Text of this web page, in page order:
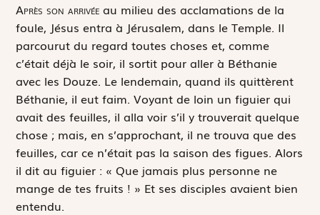
Après son arrivée au milieu des acclamations de la
foule, Jésus entra à Jérusalem, dans le Temple. Il
parcourut du regard toutes choses et, comme
c’était déjà le soir, il sortit pour aller à Béthanie
avec les Douze. Le lendemain, quand ils quittèrent
Béthanie, il eut faim. Voyant de loin un figuier qui
avait des feuilles, il alla voir s’il y trouverait quelque
chose ; mais, en s’approchant, il ne trouva que des
feuilles, car ce n’était pas la saison des figues. Alors
il dit au figuier : « Que jamais plus personne ne
mange de tes fruits ! » Et ses disciples avaient bien
entendu.